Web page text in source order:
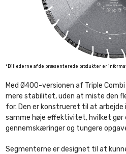
*Billederne af de præsenterede produkter er
Med Ø400-versionen af Triple
mere stabilitet, uden at miste den
for. Den er konstrueret til at
samme høje effektivitet, hvilket gør
gennemskæringer og tungere
Segmenterne er designet til at